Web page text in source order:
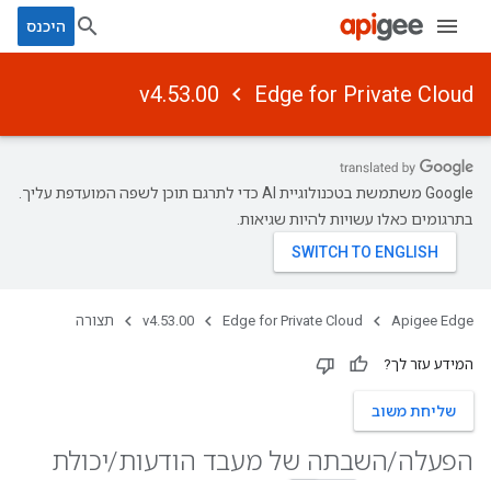
היכנס
Edge for Private Cloud
v4.53.00
‫Google משתמשת בטכנולוגיית AI כדי לתרגם תוכן לשפה המועדפת עליך.
בתרגומים כאלו עשויות להיות שגיאות.
Apigee Edge
Edge for Private Cloud
v4.53.00 תצורה
המידע עזר לך?
שליחת משוב
הפעלה/השבתה של מעבד הודעות/יכולת